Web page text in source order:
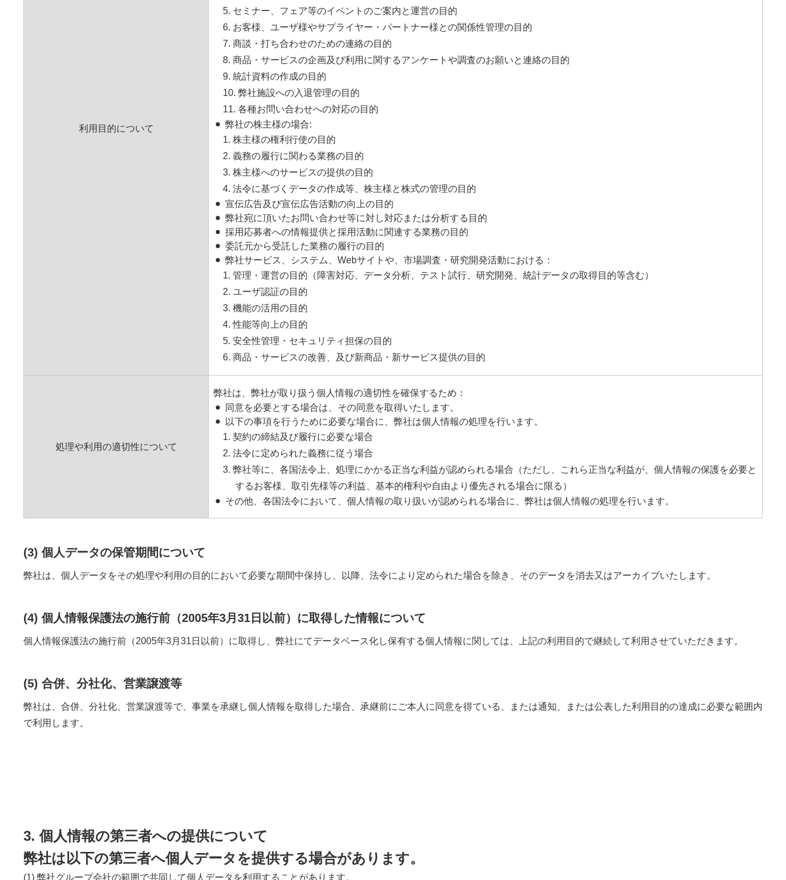
利用目的について
5. セミナー、フェア等のイベントのご案内と運営の目的
6. お客様、ユーザ様やサプライヤー・パートナー様との関係性管理の目的
7. 商談・打ち合わせのための連絡の目的
8. 商品・サービスの企画及び利用に関するアンケートや調査のお願いと連絡の目的
9. 統計資料の作成の目的
10. 弊社施設への入退管理の目的
11. 各種お問い合わせへの対応の目的
弊社の株主様の場合:
1. 株主様の権利行使の目的
2. 義務の履行に関わる業務の目的
3. 株主様へのサービスの提供の目的
4. 法令に基づくデータの作成等、株主様と株式の管理の目的
宣伝広告及び宣伝広告活動の向上の目的
弊社宛に頂いたお問い合わせ等に対し対応または分析する目的
採用応募者への情報提供と採用活動に関連する業務の目的
委託元から受託した業務の履行の目的
弊社サービス、システム、Webサイトや、市場調査・研究開発活動における：
1. 管理・運営の目的（障害対応、データ分析、テスト試行、研究開発、統計データの取得目的等含む）
2. ユーザ認証の目的
3. 機能の活用の目的
4. 性能等向上の目的
5. 安全性管理・セキュリティ担保の目的
6. 商品・サービスの改善、及び新商品・新サービス提供の目的
処理や利用の適切性について
弊社は、弊社が取り扱う個人情報の適切性を確保するため：
同意を必要とする場合は、その同意を取得いたします。
以下の事項を行うために必要な場合に、弊社は個人情報の処理を行います。
1. 契約の締結及び履行に必要な場合
2. 法令に定められた義務に従う場合
3. 弊社等に、各国法令上、処理にかかる正当な利益が認められる場合（ただし、これら正当な利益が、個人情報の保護を必要と
するお客様、取引先様等の利益、基本的権利や自由より優先される場合に限る）
その他、各国法令において、個人情報の取り扱いが認められる場合に、弊社は個人情報の処理を行います。
(3) 個人データの保管期間について
弊社は、個人データをその処理や利用の目的において必要な期間中保持し、以降、法令により定められた場合を除き、そのデータを消去又はアーカイブいたします。
(4) 個人情報保護法の施行前（2005年3月31日以前）に取得した情報について
個人情報保護法の施行前（2005年3月31日以前）に取得し、弊社にてデータベース化し保有する個人情報に関しては、上記の利用目的で継続して利用させていただきます。
(5) 合併、分社化、営業譲渡等
弊社は、合併、分社化、営業譲渡等で、事業を承継し個人情報を取得した場合、承継前にご本人に同意を得ている、または通知、または公表した利用目的の達成に必要な範囲内
で利用します。
3. 個人情報の第三者への提供について
弊社は以下の第三者へ個人データを提供する場合があります。
(1) 弊社グループ会社の範囲で共同して個人データを利用することがあります。